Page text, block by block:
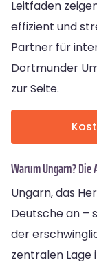
Leitfaden
effizient und
Partner für
Dortmunder
zur Seite.
Warum Ungarn?
Ungarn, das
Deutsche an –
der
zentralen Lage